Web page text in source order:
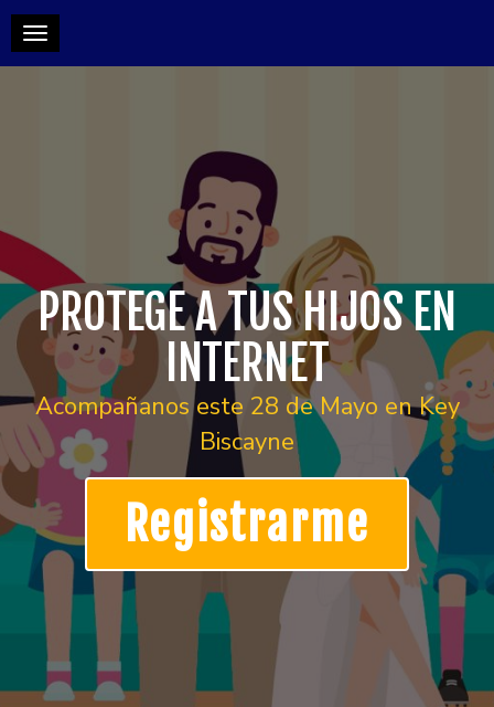
Toggle navigation
PROTEGE A TUS HIJOS EN
INTERNET
Acompañanos este 28 de Mayo en Key
Biscayne
Registrarme